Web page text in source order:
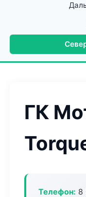
ГК
Телефон: 8